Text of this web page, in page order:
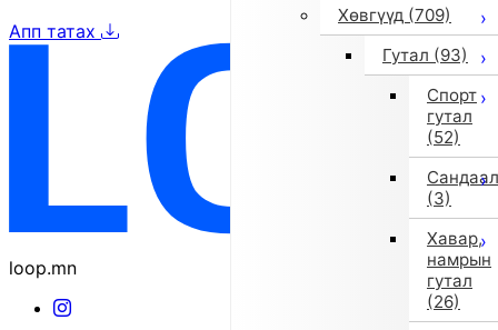
Хөвгүүд (709)
Гутал (93)
Спорт
гутал
(52)
Сандаал
(3)
Хавар,
намрын
гутал
(26)
Апп татах
loop.mn